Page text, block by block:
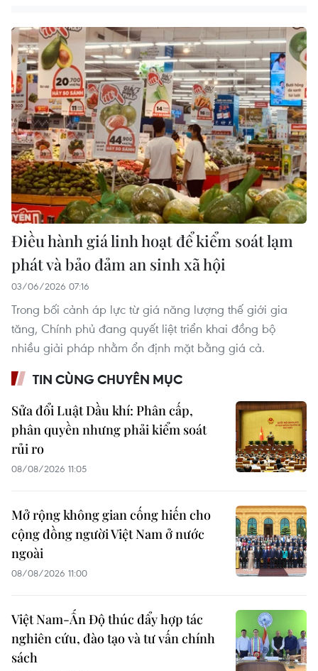
Điều hành giá linh hoạt để kiểm soát lạm
phát và bảo đảm an sinh xã hội
03/06/2026 07:16
Trong bối cảnh áp lực từ giá năng lượng thế giới gia
tăng, Chính phủ đang quyết liệt triển khai đồng bộ
nhiều giải pháp nhằm ổn định mặt bằng giá cả.
TIN CÙNG CHUYÊN MỤC
Sửa đổi Luật Dầu khí: Phân cấp,
phân quyền nhưng phải kiểm soát
rủi ro
08/08/2026 11:05
Mở rộng không gian cống hiến cho
cộng đồng người Việt Nam ở nước
ngoài
08/08/2026 11:00
Việt Nam-Ấn Độ thúc đẩy hợp tác
nghiên cứu, đào tạo và tư vấn chính
sách